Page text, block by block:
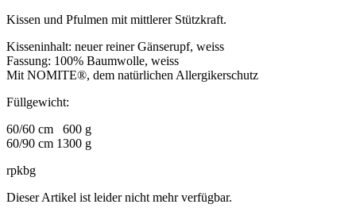
Kissen und Pfulmen mit mittlerer Stützkraft.
Kisseninhalt: neuer reiner Gänserupf, weiss
Fassung: 100% Baumwolle, weiss
Mit NOMITE®, dem natürlichen Allergikerschutz
Füllgewicht:
60/60 cm 600 g
60/90 cm 1300 g
rpkbg
Dieser Artikel ist leider nicht mehr verfügbar.